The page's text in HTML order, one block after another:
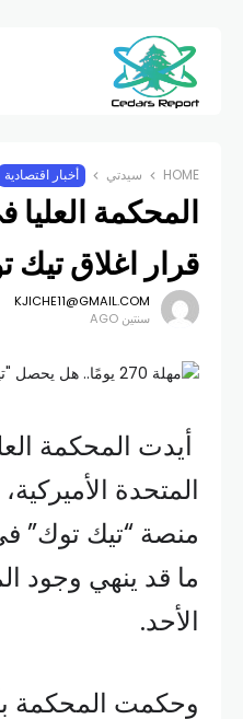
HOME سيدتي أخبار اقتصادية
المحكمة العليا
قرار اغلاق تيك
KJICHE11@GMAIL.COM
سنتين AGO
أيدت المحكمة
المتحدة
منصة “تيك توك”
ما قد ينهي وجود
الأحد.
وحكمت المحكمة